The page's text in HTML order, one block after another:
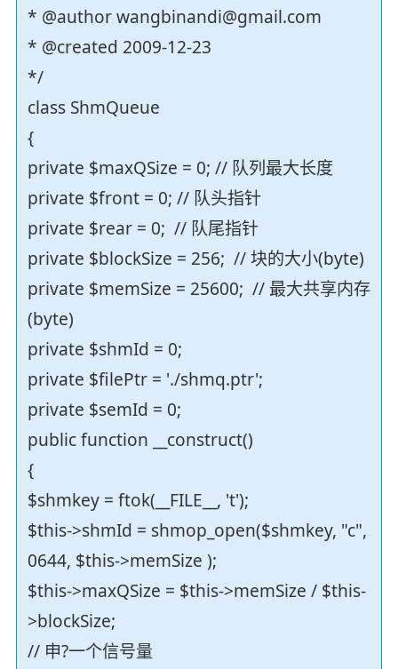
* @author wangbinandi@gmail.com
* @created 2009-12-23
*/
class ShmQueue
{
private $maxQSize = 0; // 队列最大长度
private $front = 0; // 队头指针
private $rear = 0; // 队尾指针
private $blockSize = 256; // 块的大小(byte)
private $memSize = 25600; // 最大共享内存
(byte)
private $shmId = 0;
private $filePtr = './shmq.ptr';
private $semId = 0;
public function __construct()
{
$shmkey = ftok(__FILE__, 't');
$this->shmId = shmop_open($shmkey, "c",
0644, $this->memSize );
$this->maxQSize = $this->memSize / $this-
>blockSize;
// 申?一个信号量